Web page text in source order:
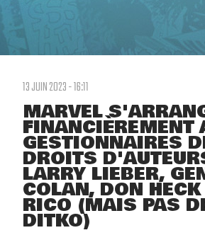
13 JUIN 2023 - 16:11
MARVEL
FINANCIÈREMENT
GESTIONNAIRES
DROITS
LARRY LIEBER,
COLAN, DON
RICO (MAIS PAS
DITKO)